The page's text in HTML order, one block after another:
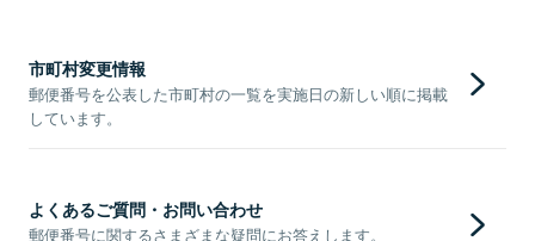
市町村変更情報
郵便番号を公表した市町村の一覧を実施日の新しい順に掲載
しています。
よくあるご質問・お問い合わせ
郵便番号に関するさまざまな疑問にお答えします。